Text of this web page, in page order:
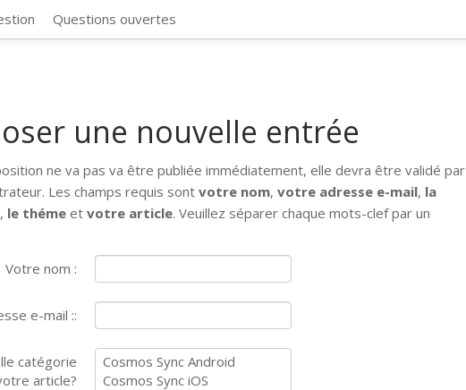
Questions ouvertes
une nouvelle entrée
ne va pas va être publiée immédiatement, elle devra être validé par
Les champs requis sontvotre nom,votre adresse e-mail, la
, le théme etvotre article. Veuillez séparer chaque mots-clef par un
Votre nom :
e-mail ::
catégorie
article?